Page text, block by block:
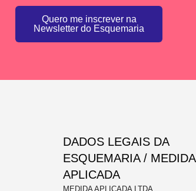
Quero me inscrever na
Newsletter do Esquemaria
DADOS LEGAIS DA
ESQUEMARIA / MEDIDA
APLICADA
MEDIDA APLICADA LTDA